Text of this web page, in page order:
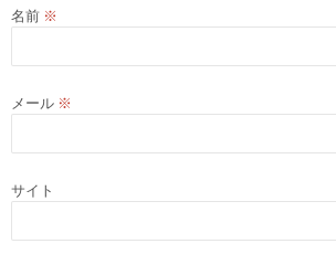
名前 ※
メール ※
サイト